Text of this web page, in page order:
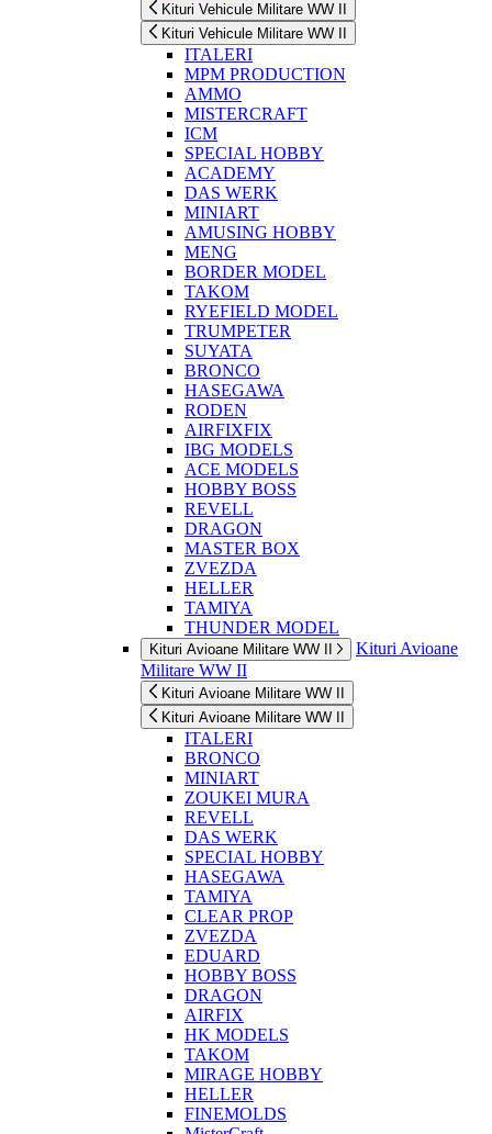
Kituri Vehicule Militare WW II
Kituri Vehicule Militare WW II
ITALERI
MPM PRODUCTION
AMMO
MISTERCRAFT
ICM
SPECIAL HOBBY
ACADEMY
DAS WERK
MINIART
AMUSING HOBBY
MENG
BORDER MODEL
TAKOM
RYEFIELD MODEL
TRUMPETER
SUYATA
BRONCO
HASEGAWA
RODEN
AIRFIXFIX
IBG MODELS
ACE MODELS
HOBBY BOSS
REVELL
DRAGON
MASTER BOX
ZVEZDA
HELLER
TAMIYA
THUNDER MODEL
Kituri Avioane Militare WW II
Kituri Avioane
Militare WW II
Kituri Avioane Militare WW II
Kituri Avioane Militare WW II
ITALERI
BRONCO
MINIART
ZOUKEI MURA
REVELL
DAS WERK
SPECIAL HOBBY
HASEGAWA
TAMIYA
CLEAR PROP
ZVEZDA
EDUARD
HOBBY BOSS
DRAGON
AIRFIX
HK MODELS
TAKOM
MIRAGE HOBBY
HELLER
FINEMOLDS